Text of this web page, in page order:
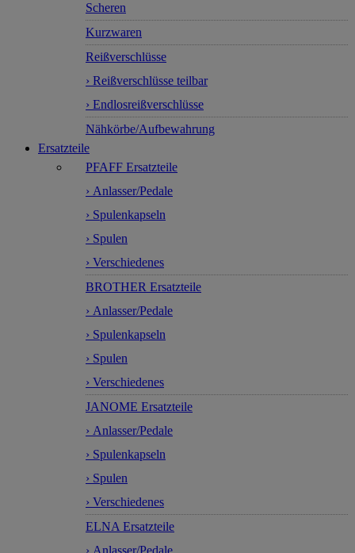
Scheren
Kurzwaren
Reißverschlüsse
› Reißverschlüsse teilbar
› Endlosreißverschlüsse
Nähkörbe/Aufbewahrung
Ersatzteile
PFAFF Ersatzteile
› Anlasser/Pedale
› Spulenkapseln
› Spulen
› Verschiedenes
BROTHER Ersatzteile
› Anlasser/Pedale
› Spulenkapseln
› Spulen
› Verschiedenes
JANOME Ersatzteile
› Anlasser/Pedale
› Spulenkapseln
› Spulen
› Verschiedenes
ELNA Ersatzteile
› Anlasser/Pedale